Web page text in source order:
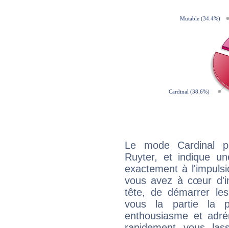
Le mode Cardinal
Ruyter, et indique
exactement à
vous avez à cœur
tête, de démarrer
vous la partie la
enthousiasme et